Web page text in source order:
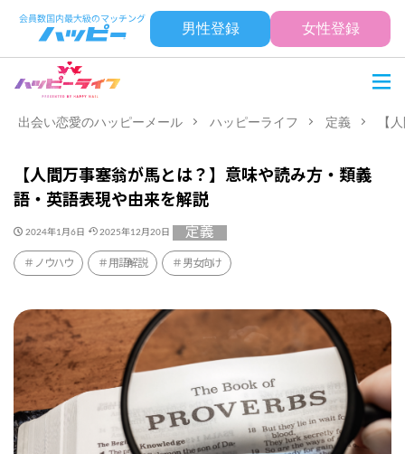
男性登録 女性登録
出会い恋愛のハッピーメール ハッピーライフ 定義 【
【人間万事塞翁が馬とは？】意味や読み方・類義
語・英語表現や由来を解説
2024年1月6日 2025年12月20日 定義
ノウハウ 用語解説 男女向け